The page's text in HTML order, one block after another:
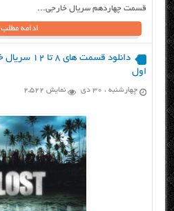
قسمت چهاردهم سریال خارجی...
ادامه مطلب
اول
چهارشنبه ، ۳۰ دی نمایش 2,522